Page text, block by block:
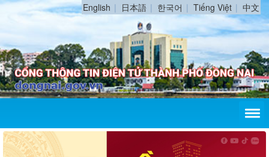
English 日本語 한국어 Tiếng Việt 中文